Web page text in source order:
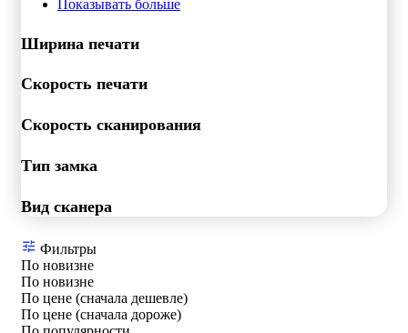
Показывать больше
Ширина печати
Скорость печати
Скорость сканирования
Тип замка
Вид сканера
Фильтры
По новизне
По новизне
По цене (сначала дешевле)
По цене (сначала дороже)